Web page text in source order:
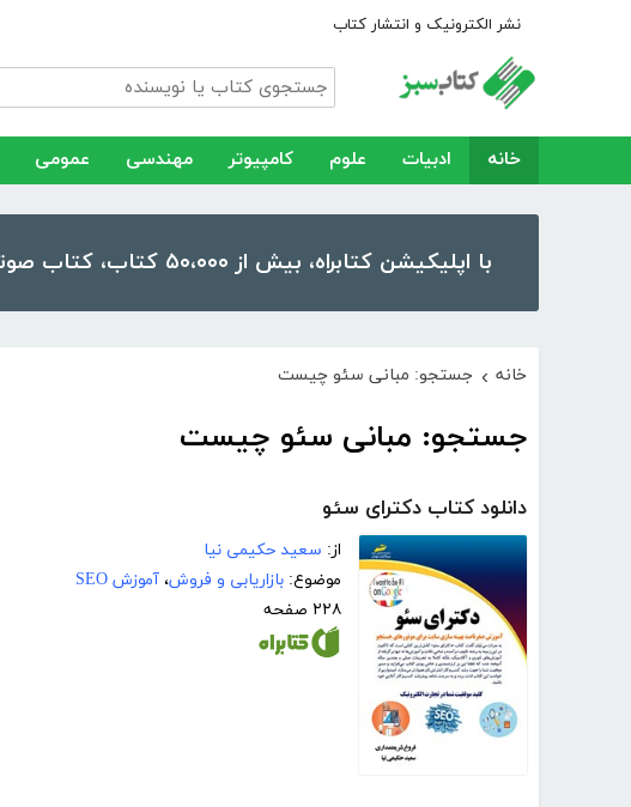
نشر الکترونیک و انتشار کتاب
خانه ادبیات علوم کامپیوتر مهندسی عمومی
با اپلیکیشن کتابراه، بیش از ۵۰،۰۰۰ کتاب، کتاب صوتی و رمان را در موبایل و تبلت خود داشته باشید!
خانه › جستجو: مبانی سئو چیست
جستجو: مبانی سئو چیست
دانلود کتاب دکترای سئو
از: سعید حکیمی نیا
موضوع: بازاریابی و فروش، آموزش SEO
۲۲۸ صفحه